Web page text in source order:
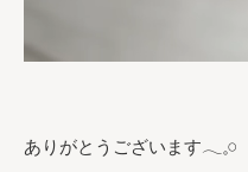
ありがとうございます𓂃𓈒𓏸︎︎︎︎